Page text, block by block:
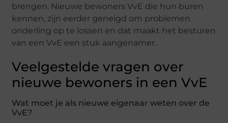
brengen. Nieuwe bewoners VvE die hun buren
kennen, zijn eerder geneigd om problemen
onderling op te lossen en dat maakt het besturen
van een VvE een stuk aangenamer.
Veelgestelde vragen over
nieuwe bewoners in een VvE
Wat moet je als nieuwe eigenaar weten over de
VvE?